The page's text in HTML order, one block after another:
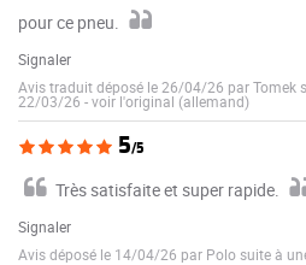
pour ce pneu.
Signaler
Avis traduit déposé le 26/04/26 par Tomek
22/03/26 -voir l'original (allemand)
5/5
Très satisfaite et super rapide.
Signaler
Avis déposé le 14/04/26 par Polo suite à